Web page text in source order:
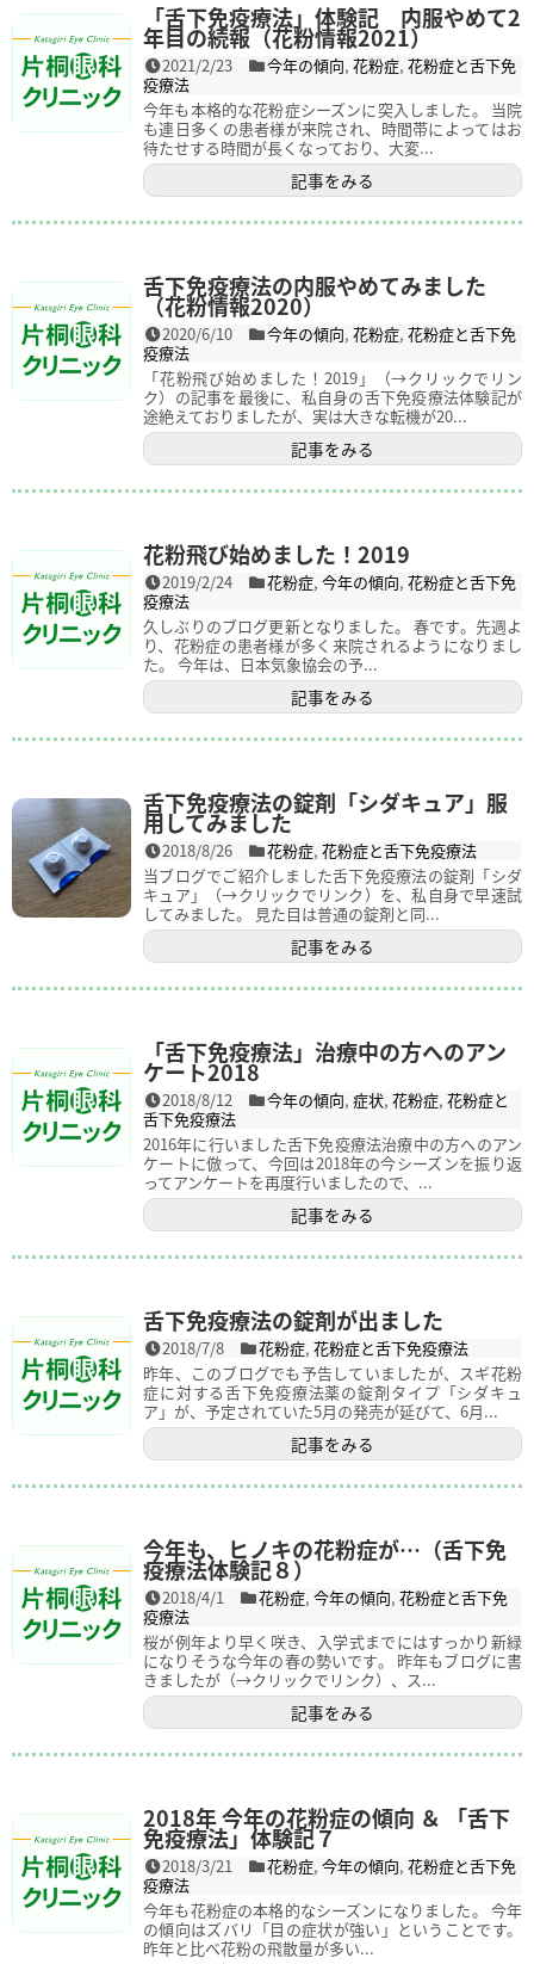
「舌下免疫療法」体験記 内服やめて2
年目の続報（花粉情報2021）
2021/2/23 今年の傾向, 花粉症, 花粉症と舌下免
疫療法
今年も本格的な花粉症シーズンに突入しました。 当院
も連日多くの患者様が来院され、時間帯によってはお
待たせする時間が長くなっており、大変...
記事をみる
舌下免疫療法の内服やめてみました
（花粉情報2020）
2020/6/10 今年の傾向, 花粉症, 花粉症と舌下免
疫療法
「花粉飛び始めました！2019」（→クリックでリン
ク）の記事を最後に、私自身の舌下免疫療法体験記が
途絶えておりましたが、実は大きな転機が20...
記事をみる
花粉飛び始めました！2019
2019/2/24 花粉症, 今年の傾向, 花粉症と舌下免
疫療法
久しぶりのブログ更新となりました。 春です。先週よ
り、花粉症の患者様が多く来院されるようになりまし
た。 今年は、日本気象協会の予...
記事をみる
舌下免疫療法の錠剤「シダキュア」服
用してみました
2018/8/26 花粉症, 花粉症と舌下免疫療法
当ブログでご紹介しました舌下免疫療法の錠剤「シダ
キュア」（→クリックでリンク）を、私自身で早速試
してみました。 見た目は普通の錠剤と同...
記事をみる
「舌下免疫療法」治療中の方へのアン
ケート2018
2018/8/12 今年の傾向, 症状, 花粉症, 花粉症と
舌下免疫療法
2016年に行いました舌下免疫療法治療中の方へのアン
ケートに倣って、今回は2018年の今シーズンを振り返
ってアンケートを再度行いましたので、...
記事をみる
舌下免疫療法の錠剤が出ました
2018/7/8 花粉症, 花粉症と舌下免疫療法
昨年、このブログでも予告していましたが、スギ花粉
症に対する舌下免疫療法薬の錠剤タイプ「シダキュ
ア」が、予定されていた5月の発売が延びて、6月...
記事をみる
今年も、ヒノキの花粉症が…（舌下免
疫療法体験記８）
2018/4/1 花粉症, 今年の傾向, 花粉症と舌下免
疫療法
桜が例年より早く咲き、入学式までにはすっかり新緑
になりそうな今年の春の勢いです。 昨年もブログに書
きましたが（→クリックでリンク）、ス...
記事をみる
2018年 今年の花粉症の傾向 ＆ 「舌下
免疫療法」体験記７
2018/3/21 花粉症, 今年の傾向, 花粉症と舌下免
疫療法
今年も花粉症の本格的なシーズンになりました。 今年
の傾向はズバリ「目の症状が強い」ということです。
昨年と比べ花粉の飛散量が多い...